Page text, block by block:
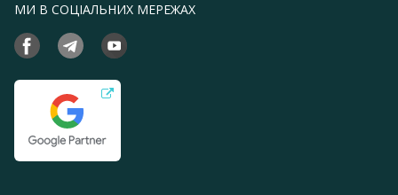
МИ В СОЦІАЛЬНИХ МЕРЕЖАХ